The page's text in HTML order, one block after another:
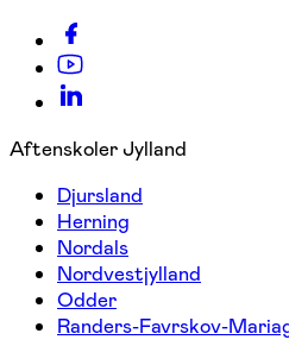
Aftenskoler Jylland
Djursland
Herning
Nordals
Nordvestjylland
Odder
Randers-Favrskov-